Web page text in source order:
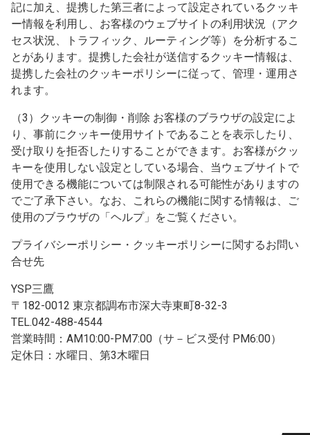
記に加え、提携した第三者によって設定されているクッキ
ー情報を利用し、お客様のウェブサイトの利用状況（アク
セス状況、トラフィック、ルーティング等）を分析するこ
とがあります。提携した会社が送信するクッキー情報は、
提携した会社のクッキーポリシーに従って、管理・運用さ
れます。
（3）クッキーの制御・削除 お客様のブラウザの設定によ
り、事前にクッキー使用サイトであることを表示したり、
受け取りを拒否したりすることができます。お客様がクッ
キーを使用しない設定としている場合、当ウェブサイトで
使用できる機能については制限される可能性がありますの
でご了承下さい。なお、これらの機能に関する情報は、ご
使用のブラウザの「ヘルプ」をご覧ください。
プライバシーポリシー・クッキーポリシーに関するお問い
合せ先
YSP三鷹
〒182-0012 東京都調布市深大寺東町8-32-3
TEL.042-488-4544
営業時間：AM10:00-PM7:00（サ－ビス受付 PM6:00）
定休日：水曜日、第3木曜日